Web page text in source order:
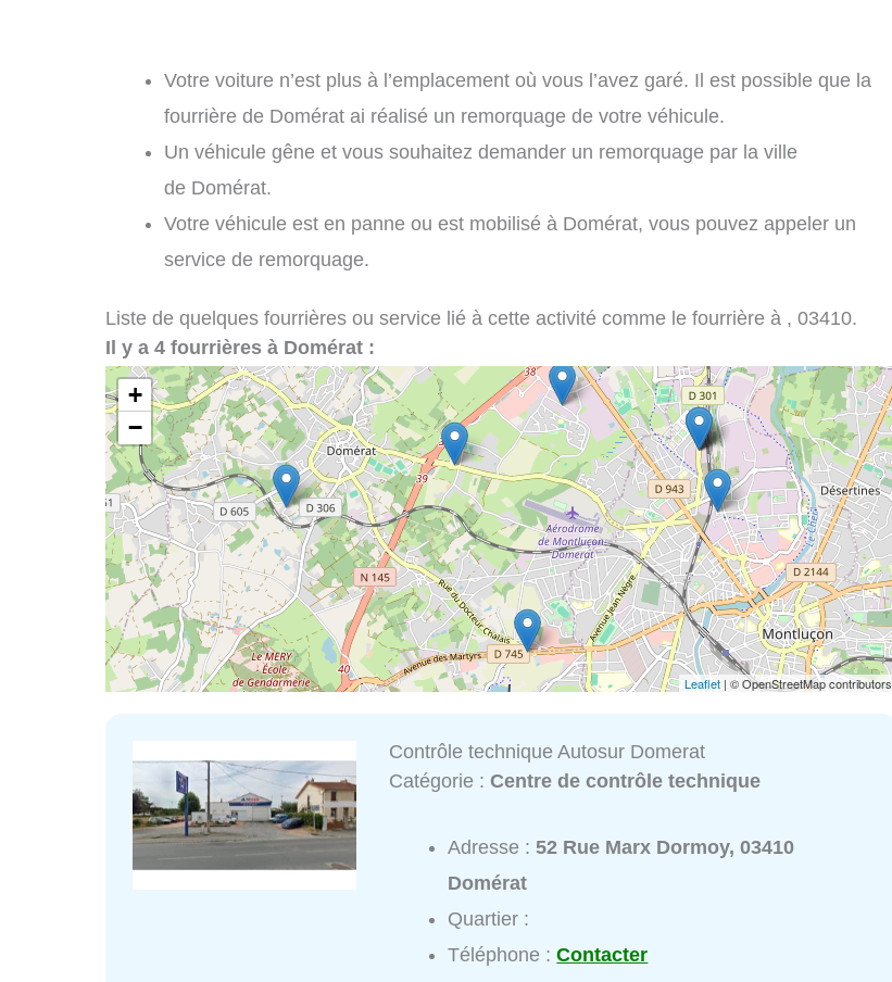
Votre voiture n’est plus à l’emplacement où vous l’avez garé. Il est possible que la
fourrière de Domérat ai réalisé un remorquage de votre véhicule.
Un véhicule gêne et vous souhaitez demander un remorquage par la ville
de Domérat.
Votre véhicule est en panne ou est mobilisé à Domérat, vous pouvez appeler un
service de remorquage.
Liste de quelques fourrières ou service lié à cette activité comme le fourrière à , 03410.
Il y a 4 fourrières à Domérat :
+
−
Leaflet | © OpenStreetMap contributors
Contrôle technique Autosur Domerat
Catégorie :Centre de contrôle technique
Adresse :52 Rue Marx Dormoy, 03410
Domérat
Quartier :
Téléphone :Contacter